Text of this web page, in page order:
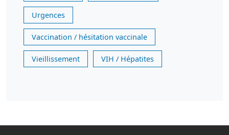
Urgences
Vaccination / hésitation vaccinale
Vieillissement VIH / Hépatites